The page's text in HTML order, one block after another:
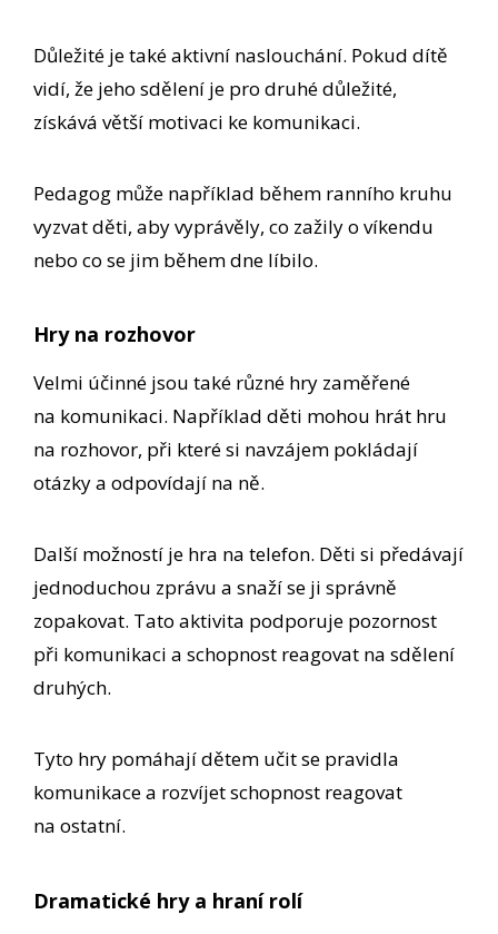
Důležité je také aktivní naslouchání. Pokud dítě
vidí, že jeho sdělení je pro druhé důležité,
získává větší motivaci ke komunikaci.
Pedagog může například během ranního kruhu
vyzvat děti, aby vyprávěly, co zažily o víkendu
nebo co se jim během dne líbilo.
Hry na rozhovor
Velmi účinné jsou také různé hry zaměřené
na komunikaci. Například děti mohou hrát hru
na rozhovor, při které si navzájem pokládají
otázky a odpovídají na ně.
Další možností je hra na telefon. Děti si předávají
jednoduchou zprávu a snaží se ji správně
zopakovat. Tato aktivita podporuje pozornost
při komunikaci a schopnost reagovat na sdělení
druhých.
Tyto hry pomáhají dětem učit se pravidla
komunikace a rozvíjet schopnost reagovat
na ostatní.
Dramatické hry a hraní rolí